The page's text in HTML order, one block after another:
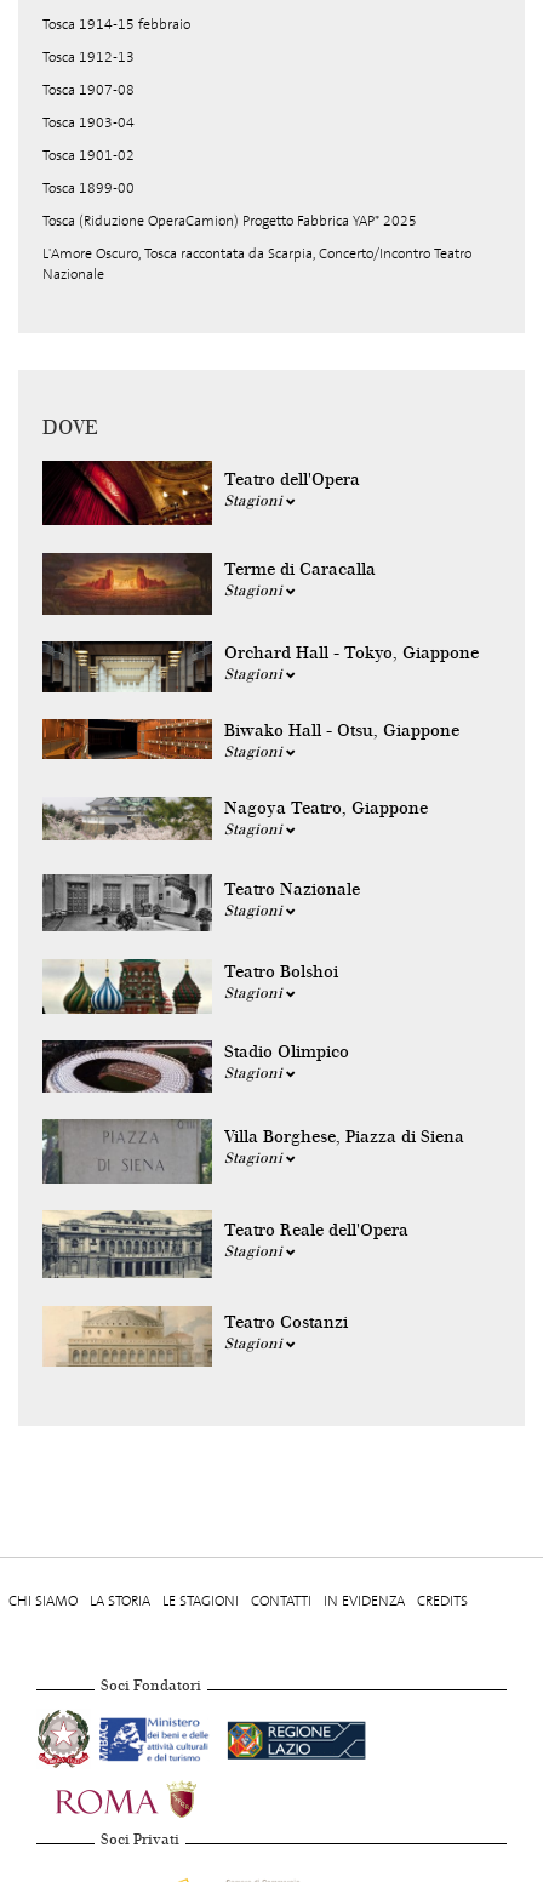
Tosca 1914-15 febbraio
Tosca 1912-13
Tosca 1907-08
Tosca 1903-04
Tosca 1901-02
Tosca 1899-00
Tosca (Riduzione OperaCamion) Progetto Fabbrica YAP* 2025
L'Amore Oscuro, Tosca raccontata da Scarpia, Concerto/Incontro Teatro
Nazionale
DOVE
Teatro dell'Opera
Stagioni
Terme di Caracalla
Stagioni
Orchard Hall - Tokyo, Giappone
Stagioni
Biwako Hall - Otsu, Giappone
Stagioni
Nagoya Teatro, Giappone
Stagioni
Teatro Nazionale
Stagioni
Teatro Bolshoi
Stagioni
Stadio Olimpico
Stagioni
Villa Borghese, Piazza di Siena
Stagioni
Teatro Reale dell'Opera
Stagioni
Teatro Costanzi
Stagioni
CHI SIAMO LA STORIA LE STAGIONI CONTATTI IN EVIDENZA CREDITS
Soci Fondatori
Soci Privati